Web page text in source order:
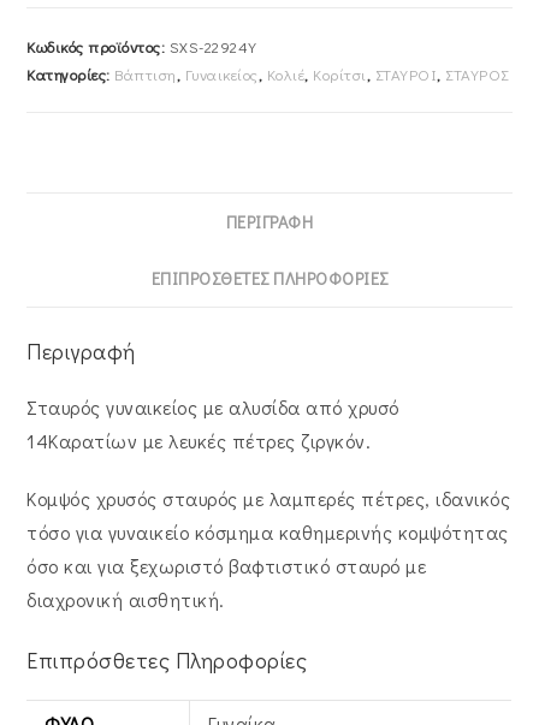
Πέτρες
Ζιργκόν
Κωδικός προϊόντος: SXS-22924Y
Κατηγορίες: Βάπτιση, Γυναικείος, Κολιέ, Κορίτσι , ΣΤΑΥΡΟΙ, ΣΤΑΥΡΟΣ
ΠΕΡΙΓΡΑΦΉ
ΕΠΙΠΡΌΣΘΕΤΕΣ ΠΛΗΡΟΦΟΡΊΕΣ
Περιγραφή
Σταυρός γυναικείος με αλυσίδα από χρυσό
14Καρατίων με λευκές πέτρες ζιργκόν.
Κομψός χρυσός σταυρός με λαμπερές πέτρες, ιδανικός
τόσο για γυναικείο κόσμημα καθημερινής κομψότητας
όσο και για ξεχωριστό βαφτιστικό σταυρό με
διαχρονική αισθητική.
Επιπρόσθετες Πληροφορίες